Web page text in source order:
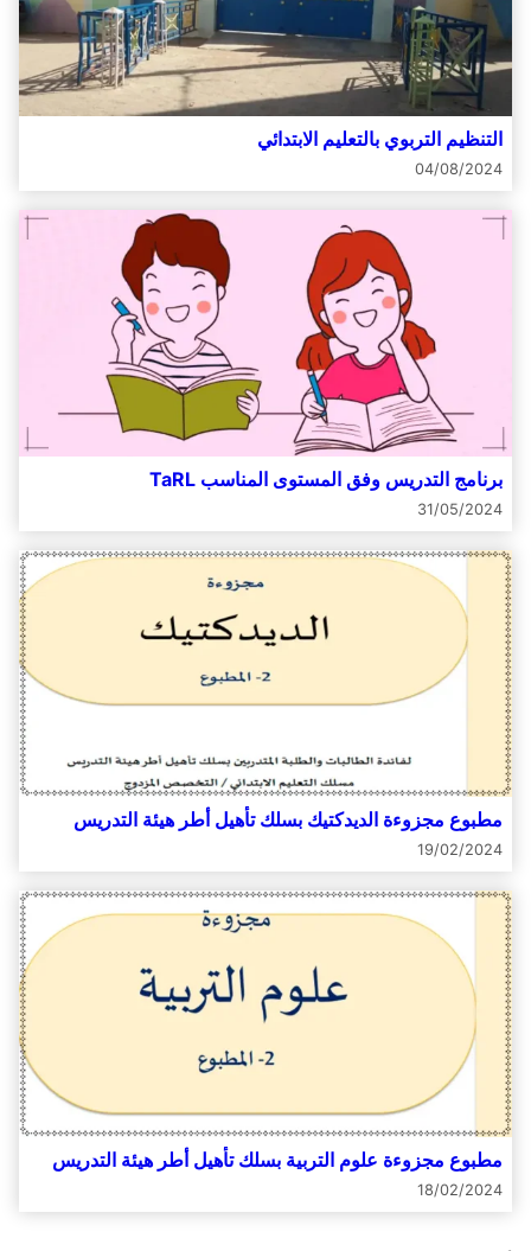
التنظيم التربوي بالتعليم الابتدائي
04/08/2024
برنامج التدريس وفق المستوى المناسب TaRL
31/05/2024
مطبوع مجزوءة الديدكتيك بسلك تأهيل أطر هيئة التدريس
19/02/2024
مطبوع مجزوءة علوم التربية بسلك تأهيل أطر هيئة التدريس
18/02/2024